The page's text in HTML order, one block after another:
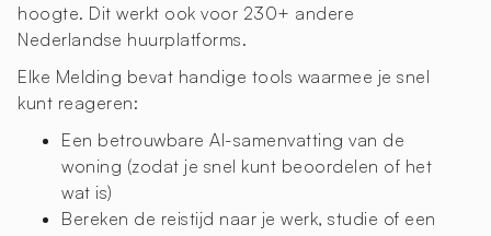
hoogte. Dit werkt ook voor 230+ andere
Nederlandse huurplatforms.
Elke Melding bevat handige tools waarmee je snel
kunt reageren:
Een betrouwbare AI-samenvatting van de
woning (zodat je snel kunt beoordelen of het
wat is)
Bereken de reistijd naar je werk, studie of een